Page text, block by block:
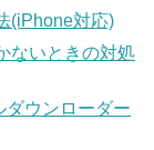
(iPhone対応)
ないときの対処
ウンローダー